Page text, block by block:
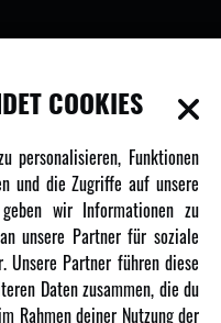
COOKIES
personalisieren, Funktionen
und die Zugriffe auf unsere
wir Informationen zu
unsere Partner für soziale
Unsere Partner führen diese
Daten zusammen, die du
Rahmen deiner Nutzung der